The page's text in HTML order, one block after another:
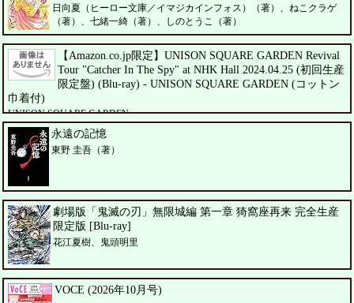
日向夏（ヒーロー文庫／イマジカインフォス）（著）、ねこクラゲ
（著）、七緒一綺（著）、しのとうこ（著）
【Amazon.co.jp限定】UNISON SQUARE GARDEN Revival
Tour "Catcher In The Spy" at NHK Hall 2024.04.25 (初回生産
限定盤) (Blu-ray) - UNISON SQUARE GARDEN (コットン
巾着付)
UNISON SQUARE GARDEN
永遠の記憶
東野 圭吾（著）
劇場版「鬼滅の刃」無限城編 第一章 猗窩座再来 完全生産
限定版 [Blu-ray]
花江夏樹、鬼頭明里
VOCE (2026年10月号)